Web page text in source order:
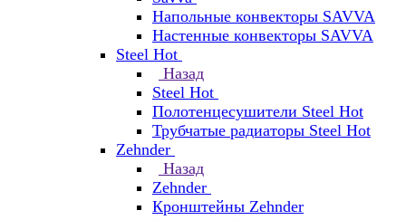
Напольные конвекторы SAVVA
Настенные конвекторы SAVVA
Steel Hot
Назад
Steel Hot
Полотенцесушители Steel Hot
Трубчатые радиаторы Steel Hot
Zehnder
Назад
Zehnder
Кронштейны Zehnder